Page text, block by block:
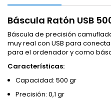
Báscula Ratón USB
Báscula de precisión
muy real con USB para
para el ordenador y como
Características:
Capacidad: 500 gr
Precisión: 0,1 gr